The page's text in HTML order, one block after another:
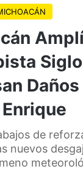
Daños
de
nuevos